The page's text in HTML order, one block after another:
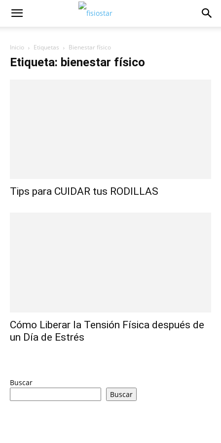
Inicio Etiquetas Bienestar físico
Etiqueta: bienestar físico
Tips para CUIDAR tus RODILLAS
Cómo Liberar la Tensión Física después de
un Día de Estrés
Buscar
Buscar